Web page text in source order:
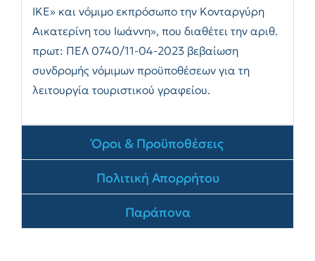
IKE» και νόμιμο εκπρόσωπο την Κονταργύρη
Αικατερίνη του Ιωάννη», που διαθέτει την αριθ.
πρωτ: ΠΕΛ 0740/11-04-2023 βεβαίωση
συνδρομής νόμιμων προϋποθέσεων για τη
λειτουργία τουριστικού γραφείου.
Όροι & Προϋποθέσεις
Πολιτική Απορρήτου
Παράπονα